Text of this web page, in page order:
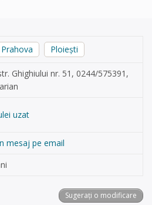
Ploiești
Ghighiului nr. 51, 0244/575391,
uzat
mesaj pe email
Sugerați o modificare